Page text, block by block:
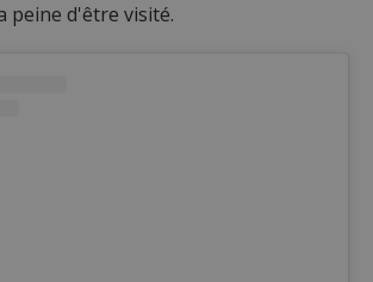
peine d'être visité.